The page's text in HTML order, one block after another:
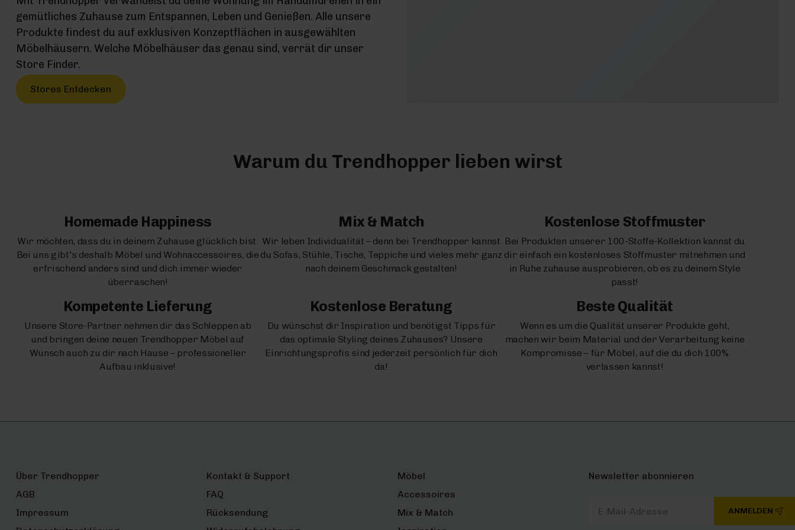
gemütliches Zuhause zum Entspannen, Leben und Genießen. Alle unsere
Produkte findest du auf exklusiven Konzeptflächen in ausgewählten
Möbelhäusern. Welche Möbelhäuser das genau sind, verrät dir unser
Store Finder.
Stores Entdecken
Warum du Trendhopper lieben wirst
Homemade Happiness
Wir möchten, dass du in deinem Zuhause glücklich bist.
Bei uns gibt's deshalb Möbel und Wohnaccessoires, die
erfrischend anders sind und dich immer wieder
überraschen!
Mix & Match
Wir leben Individualität – denn bei Trendhopper kannst
du Sofas, Stühle, Tische, Teppiche und vieles mehr ganz
nach deinem Geschmack gestalten!
Kostenlose Stoffmuster
Bei Produkten unserer 100-Stoffe-Kollektion kannst du
dir einfach ein kostenloses Stoffmuster mitnehmen und
in Ruhe zuhause ausprobieren, ob es zu deinem Style
passt!
Kompetente Lieferung
Unsere Store-Partner nehmen dir das Schleppen ab
und bringen deine neuen Trendhopper Möbel auf
Wunsch auch zu dir nach Hause – professioneller
Aufbau inklusive!
Kostenlose Beratung
Du wünschst dir Inspiration und benötigst Tipps für
das optimale Styling deines Zuhauses? Unsere
Einrichtungsprofis sind jederzeit persönlich für dich
da!
Beste Qualität
Wenn es um die Qualität unserer Produkte geht,
machen wir beim Material und der Verarbeitung keine
Kompromisse – für Möbel, auf die du dich 100%
verlassen kannst!
Über Trendhopper
AGB
Impressum
Kontakt & Support
FAQ
Rücksendung
Möbel
Accessoires
Mix & Match
Newsletter abonnieren
ANMELDEN